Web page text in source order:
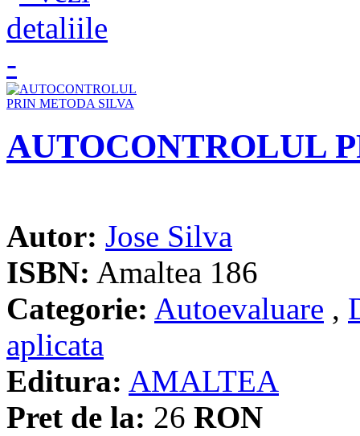
AUTOCONTROLUL
Autor: Jose Silva
ISBN: Amaltea 186
Categorie: Autoevaluare ,
aplicata
Editura: AMALTEA
Pret de la: 26 RON